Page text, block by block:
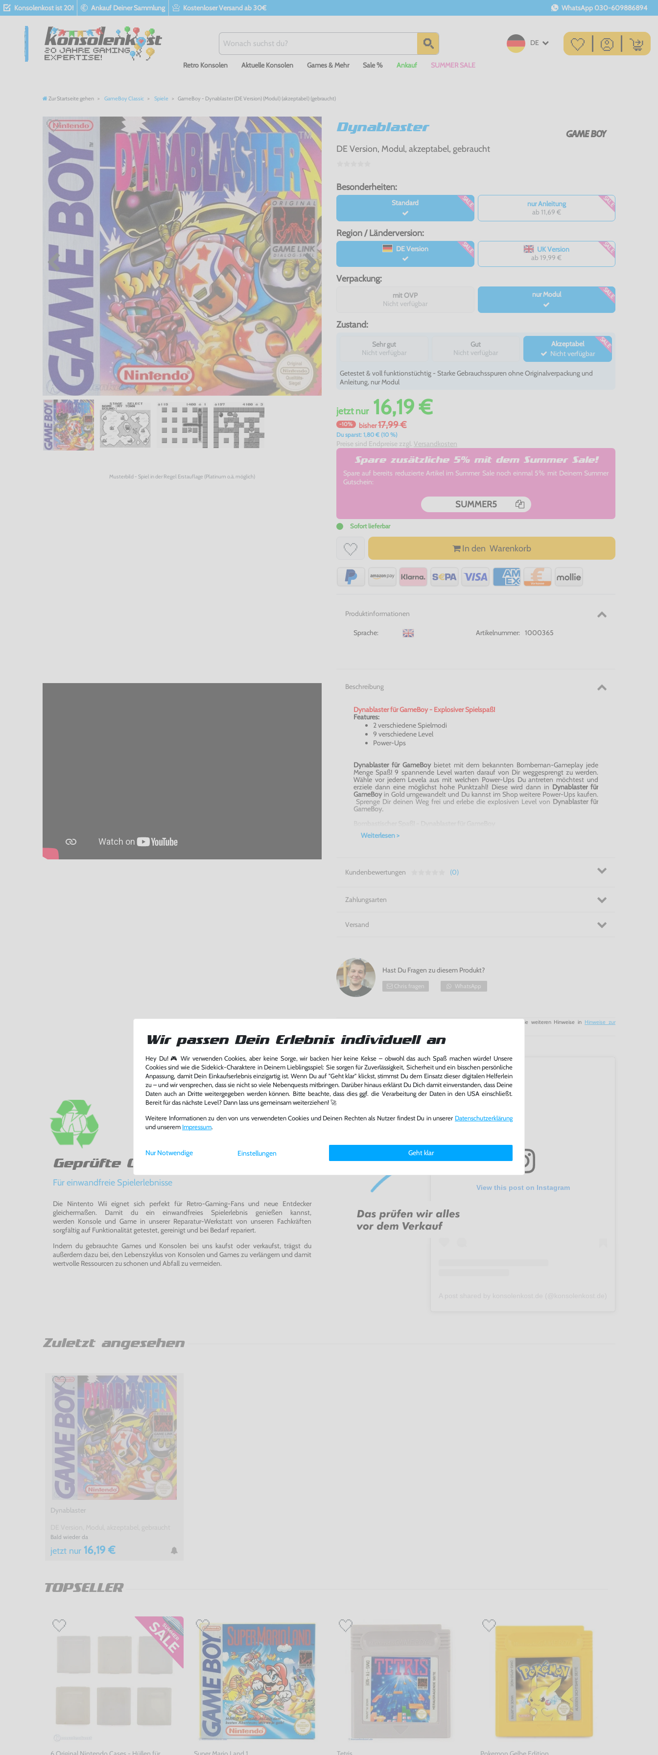
Konsolenkost ist 20! Ankauf Deiner Sammlung Kostenloser Versand ab 30€ WhatsApp 030-609886894
DE
Retro Konsolen Aktuelle Konsolen Games & Mehr Sale % Ankauf SUMMER SALE
Zur Startseite gehen GameBoy Classic Spiele GameBoy - Dynablaster (DE Version) (Modul) (akzeptabel) (gebraucht)
Musterbild - Spiel in der Regel Erstauflage (Platinum o.ä. möglich)
Dynablaster
DE Version, Modul, akzeptabel, gebraucht
Besonderheiten:
Standard SALE
nur Anleitung
ab 11,69 €
SALE
Region / Länderversion:
DE Version SALE
UK Version
ab 19,99 €
SALE
Verpackung:
mit OVP
Nicht verfügbar
nur Modul SALE
Zustand:
Sehr gut
Nicht verfügbar
Gut
Nicht verfügbar
Akzeptabel
Nicht verfügbar
SALE
Getestet & voll funktionstüchtig - Starke Gebrauchsspuren ohne Originalverpackung und
Anleitung, nur Modul
jetztnur16,19 €
-10% bisher17,99 €
Du sparst: 1,80 € (10 %)
Preise sind Endpreise zzgl. Versandkosten
Spare zusätzliche 5% mit dem Summer Sale!
Spare auf bereits reduzierte Artikel im Summer Sale noch einmal 5% mit Deinem Summer
Gutschein:
SUMMER5
Sofort lieferbar
In den Warenkorb
Produktinformationen
Sprache: Artikelnummer: 1000365
Beschreibung
Dynablaster für GameBoy - Explosiver Spielspaß!
Features:
2 verschiedene Spielmodi
9 verschiedene Level
Power-Ups
Dynablaster für GameBoy bietet mit dem bekannten Bombeman-Gameplay jede
Menge Spaß! 9 spannende Level warten darauf von Dir weggesprengt zu werden.
Wähle vor jedem Levela aus mit welchen Power-Ups Du antreten möchtest und
erziele dann eine möglichst hohe Punktzahl! Diese wird dann in Dynablaster für
GameBoy in Gold umgewandelt und Du kannst im Shop weitere Power-Ups kaufen.
Sprenge Dir deinen Weg frei und erlebe die explosiven Level von Dynablaster für
GameBoy.
Weiterlesen >
Kundenbewertungen (0)
Zahlungsarten
Versand
Hast Du Fragen zu diesem Produkt?
Chris fragen WhatsApp
Bitte beachte unsere Rücknahmeverpflichtung für Batterien / Akkus sowie die weiteren Hinweise in Hinweise zur
Geprüfte Qualität
Für einwandfreie Spielerlebnisse
Die Nintento Wii eignet sich perfekt für Retro-Gaming-Fans und neue Entdecker
gleichermaßen. Damit du ein einwandfreies Spielerlebnis genießen kannst,
werden Konsole und Game in unserer Reparatur-Werkstatt von unseren Fachkräften
sorgfältig auf Funktionalität getestet, gereinigt und bei Bedarf repariert.
Indem du gebrauchte Games und Konsolen bei uns kaufst oder verkaufst, trägst du
außerdem dazu bei, den Lebenszyklus von Konsolen und Games zu verlängern und damit
wertvolle Ressourcen zu schonen und Abfall zu vermeiden.
View this post on Instagram
Zuletzt angesehen
Dynablaster
Bald wieder da
jetzt nur 16,19 €
TOPSELLER
Wir passen Dein Erlebnis individuell an
Hey Du! 🎮 Wir verwenden Cookies, aber keine Sorge, wir backen hier keine Kekse – obwohl das auch Spaß machen würde! Unsere
Cookies sind wie die Sidekick-Charaktere in Deinem Lieblingsspiel: Sie sorgen für Zuverlässigkeit, Sicherheit und ein bisschen persönliche
Anpassung, damit Dein Einkaufserlebnis einzigartig ist. Wenn Du auf "Geht klar" klickst, stimmst Du dem Einsatz dieser digitalen Helferlein
zu – und wir versprechen, dass sie nicht so viele Nebenquests mitbringen. Darüber hinaus erklärst Du Dich damit einverstanden, dass Deine
Daten auch an Dritte weitergegeben werden können. Bitte beachte, dass dies ggf. die Verarbeitung der Daten in den USA einschließt.
Bereit für das nächste Level? Dann lass uns gemeinsam weiterziehen! 🚀
Weitere Informationen zu den von uns verwendeten Cookies und Deinen Rechten als Nutzer findest Du in unserer Daten­schutz­erklärung
und unserem Impressum.
Einstellungen Geht klar
Nur Notwendige